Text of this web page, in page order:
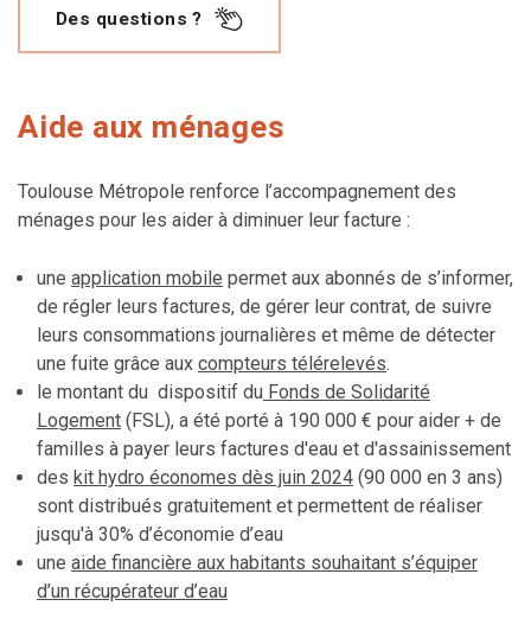
Des questions ?
Aide aux ménages
Toulouse Métropole renforce l’accompagnement des
ménages pour les aider à diminuer leur facture :
une application mobile permet aux abonnés de s’informer,
de régler leurs factures, de gérer leur contrat, de suivre
leurs consommations journalières et même de détecter
une fuite grâce aux compteurs télérelevés.
le montant du dispositif du Fonds de Solidarité
Logement (FSL), a été porté à 190 000 € pour aider + de
familles à payer leurs factures d'eau et d'assainissement
des kit hydro économes dès juin 2024 (90 000 en 3 ans)
sont distribués gratuitement et permettent de réaliser
jusqu'à 30% d’économie d’eau
une aide financière aux habitants souhaitant s’équiper
d’un récupérateur d’eau